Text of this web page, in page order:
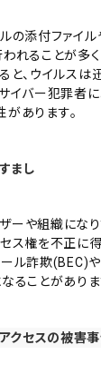
の添付ファイ
れることが多
と、ウイルスは
イバー犯罪者
あります​​​​。
まし
ーや組織になり
ス権を不正に
ル詐欺(BEC)
ることがありま
クセスの被害事